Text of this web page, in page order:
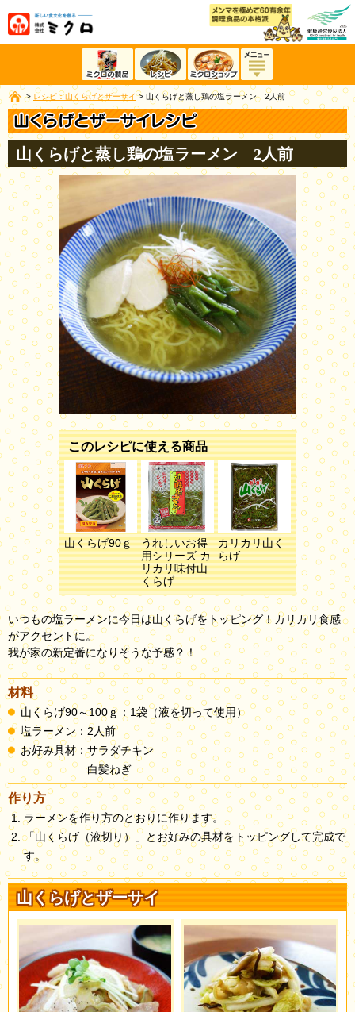
> レシピ：山くらげとザーサイ> 山くらげと蒸し鶏の塩ラーメン 2人前
山くらげと蒸し鶏の塩ラーメン 2人前
このレシピに使える商品
山くらげ90ｇ
うれしいお得
用シリーズ カ
リカリ味付山
くらげ
カリカリ山く
らげ
いつもの塩ラーメンに今日は山くらげをトッピング！カリカリ食感
がアクセントに。
我が家の新定番になりそうな予感？！
材料
山くらげ90～100ｇ：1袋（液を切って使用）
塩ラーメン：2人前
お好み具材：サラダチキン
白髪ねぎ
作り方
ラーメンを作り方のとおりに作ります。
「山くらげ（液切り）」とお好みの具材をトッピングして完成で
す。
山くらげとザーサイ